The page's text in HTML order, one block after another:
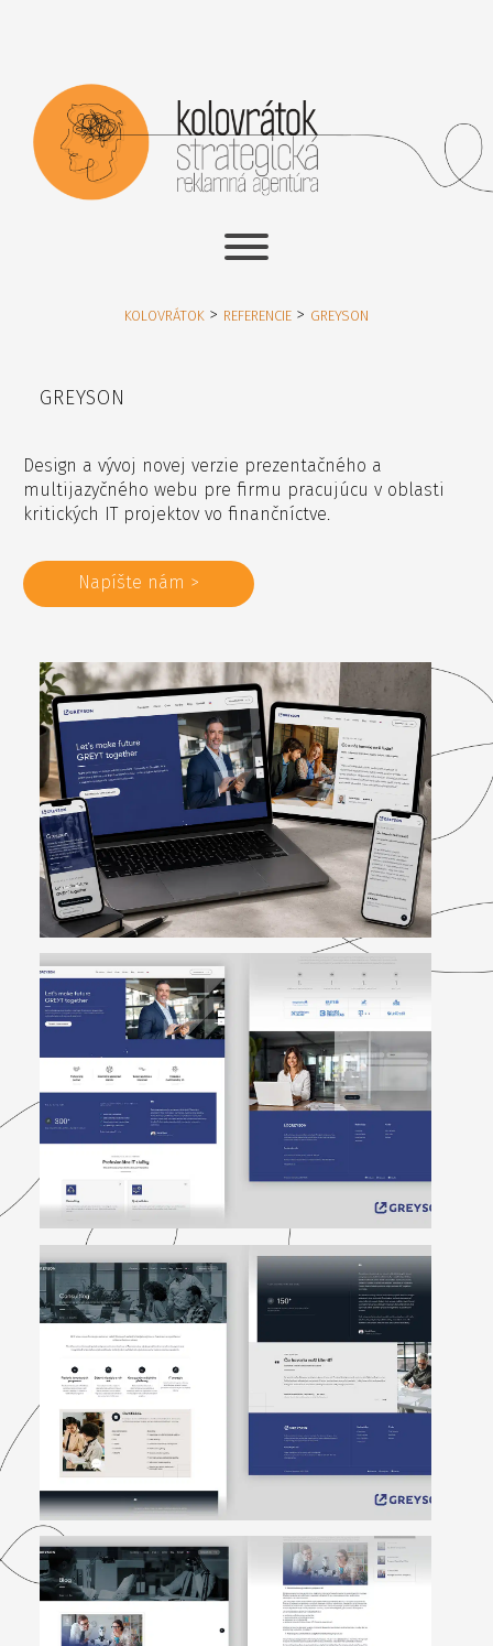
KOLOVRÁTOK > REFERENCIE > GREYSON
GREYSON
Design a vývoj novej verzie prezentačného a
multijazyčného webu pre firmu pracujúcu v oblasti
kritických IT projektov vo finančníctve.
Napíšte nám >